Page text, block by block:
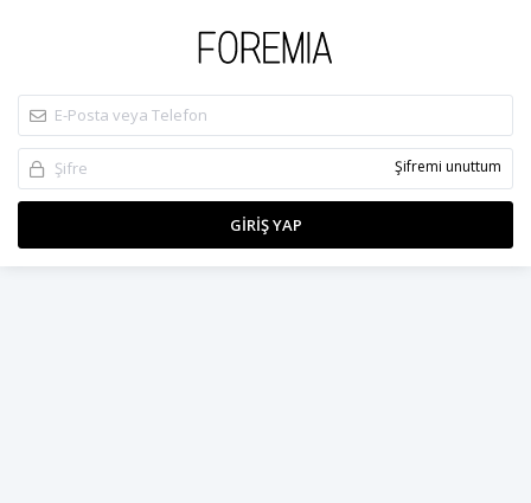
Şifremi unuttum
GIRIŞ YAP